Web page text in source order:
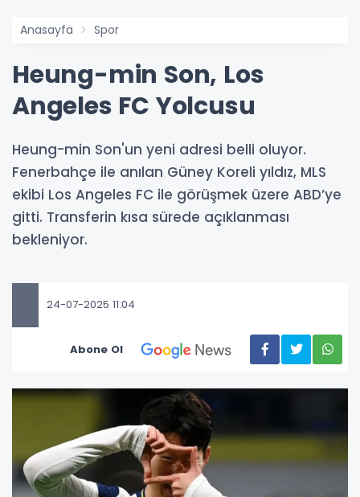
Anasayfa Spor
Heung-min Son, Los
Angeles FC Yolcusu
Heung-min Son'un yeni adresi belli oluyor.
Fenerbahçe ile anılan Güney Koreli yıldız, MLS
ekibi Los Angeles FC ile görüşmek üzere ABD’ye
gitti. Transferin kısa sürede açıklanması
bekleniyor.
24-07-2025 11:04
Abone Ol